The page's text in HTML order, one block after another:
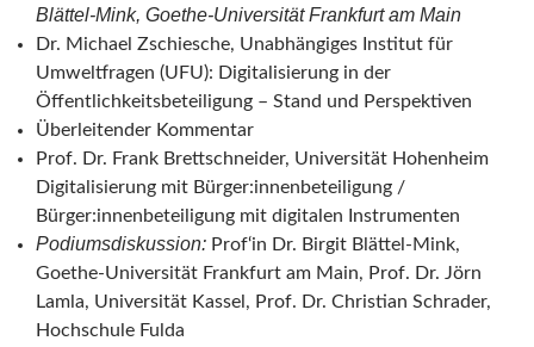
Blättel-Mink, Goethe-Universität Frankfurt am Main
Dr. Michael Zschiesche, Unabhängiges Institut für
Umweltfragen (UFU): Digitalisierung in der
Öffentlichkeitsbeteiligung – Stand und Perspektiven
Überleitender Kommentar
Prof. Dr. Frank Brettschneider, Universität Hohenheim
Digitalisierung mit Bürger:innenbeteiligung /
Bürger:innenbeteiligung mit digitalen Instrumenten
Podiumsdiskussion: Prof‘in Dr. Birgit Blättel-Mink,
Goethe-Universität Frankfurt am Main, Prof. Dr. Jörn
Lamla, Universität Kassel, Prof. Dr. Christian Schrader,
Hochschule Fulda